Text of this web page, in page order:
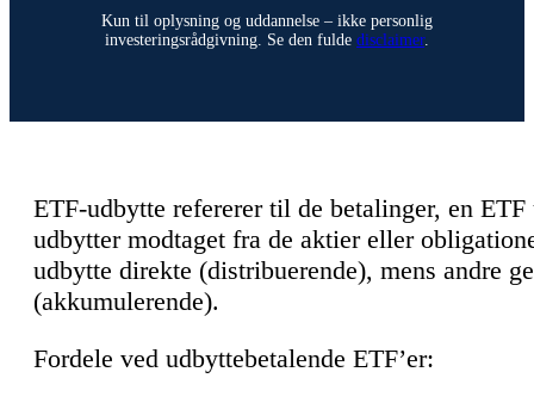
Kun til oplysning og uddannelse – ikke personlig
investeringsrådgivning. Se den fulde disclaimer.
ETF-udbytte refererer til de betalinger, en
udbytter modtaget fra de aktier eller
udbytte direkte (distribuerende), mens andre
(akkumulerende).
Fordele ved udbyttebetalende ETF’er: